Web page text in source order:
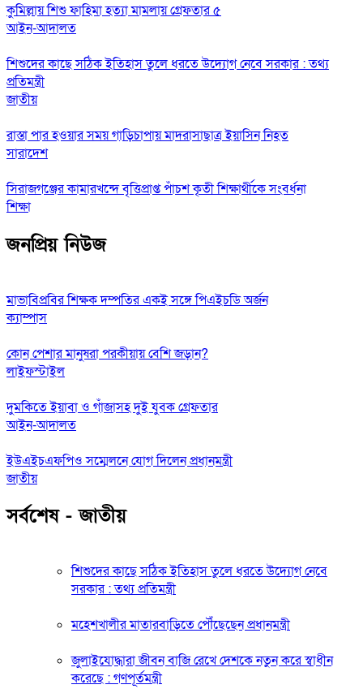
কুমিল্লায় শিশু ফাহিমা হত্যা মামলায় গ্রেফতার ৫
আইন-আদালত
শিশুদের কাছে সঠিক ইতিহাস তুলে ধরতে উদ্যোগ নেবে সরকার : তথ্য
প্রতিমন্ত্রী
জাতীয়
রাস্তা পার হওয়ার সময় গাড়িচাপায় মাদরাসাছাত্র ইয়াসিন নিহত
সারাদেশ
সিরাজগঞ্জের কামারখন্দে বৃত্তিপ্রাপ্ত পাঁচশ কৃতী শিক্ষার্থীকে সংবর্ধনা
শিক্ষা
জনপ্রিয় নিউজ
মাভাবিপ্রবির শিক্ষক দম্পতির একই সঙ্গে পিএইচডি অর্জন
ক্যাম্পাস
কোন পেশার মানুষরা পরকীয়ায় বেশি জড়ান?
লাইফস্টাইল
দুমকিতে ইয়াবা ও গাঁজাসহ দুই যুবক গ্রেফতার
আইন-আদালত
ইউএইচএফপিও সম্মেলনে যোগ দিলেন প্রধানমন্ত্রী
জাতীয়
সর্বশেষ - জাতীয়
শিশুদের কাছে সঠিক ইতিহাস তুলে ধরতে উদ্যোগ নেবে
সরকার : তথ্য প্রতিমন্ত্রী
মহেশখালীর মাতারবাড়িতে পৌঁছেছেন প্রধানমন্ত্রী
জুলাইযোদ্ধারা জীবন বাজি রেখে দেশকে নতুন করে স্বাধীন
করেছে : গণপূর্তমন্ত্রী